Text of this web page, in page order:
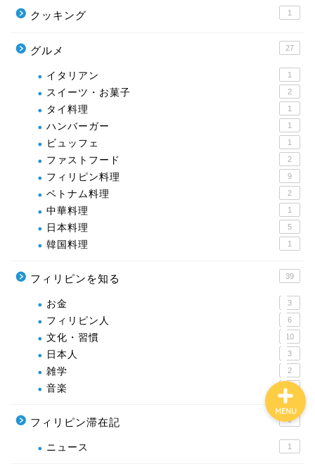
クッキング 1
グルメ 27
イタリアン 1
スイーツ・お菓子 2
タイ料理 1
ハンバーガー 1
ビュッフェ 1
ファストフード 2
フィリピン料理 9
ベトナム料理 2
中華料理 1
日本料理 5
韓国料理 1
フィリピンを知る 39
お金 3
フィリピン人 6
文化・習慣 10
日本人 3
雑学 2
音楽 11
フィリピン滞在記 9
ニュース 1
MENU